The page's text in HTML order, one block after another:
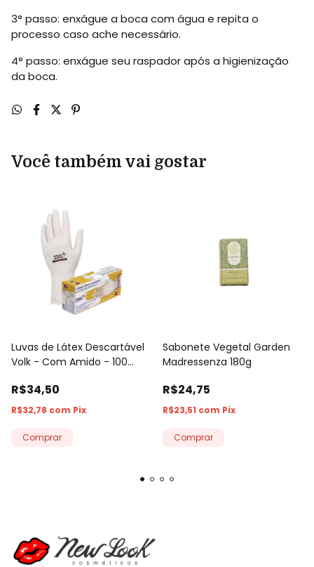
3° passo: enxágue a boca com água e repita o
processo caso ache necessário.
4° passo: enxágue seu raspador após a higienização
da boca.
Você também vai gostar
Luvas de Látex Descartável
Volk - Com Amido - 100
R$34,50
R$32,78 com Pix
Comprar
Sabonete Vegetal Garden
Madressenza 180g
R$24,75
R$23,51 com Pix